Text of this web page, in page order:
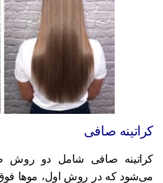
صافی
صافی شامل دو روش
که در روش اول، موها